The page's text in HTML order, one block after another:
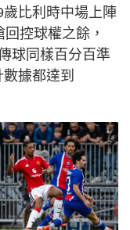
比利時中場上陣
控球權之餘，
球同樣百分百準
據都達到